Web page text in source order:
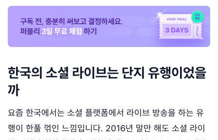
한국의 소셜 라이브는 단지 유행이었을
까
요즘 한국에서는 소셜 플랫폼에서 라이브 방송을 하는 유
행이 한풀 꺾인 느낌입니다. 2016년 말만 해도 소셜 라이